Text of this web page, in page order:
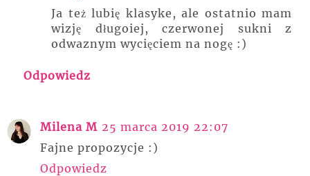
Ja też lubię klasyke, ale ostatnio mam
wizję długoiej, czerwonej sukni z
odwaznym wycięciem na nogę :)
Odpowiedz
Milena M 25 marca 2019 22:07
Fajne propozycje :)
Odpowiedz